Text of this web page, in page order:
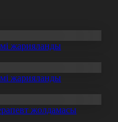
жарияланды
жарияланды
жолдамасы